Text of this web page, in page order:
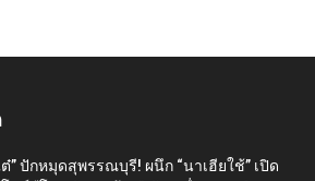
ต๋” ปักหมุดสุพรรณบุรี! ผนึก “นาเฮียใช้” เปิด